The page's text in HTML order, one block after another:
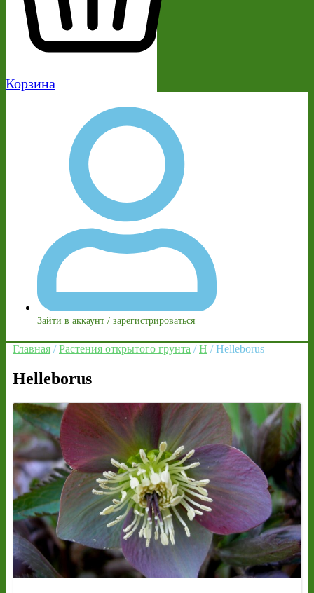
Корзина
Зайти в аккаунт / зарегистрироваться
Главная /Растения открытого грунта /H / Helleborus
Helleborus